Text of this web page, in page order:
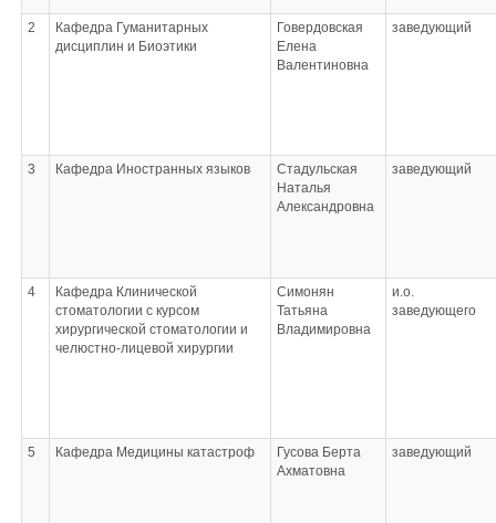
2
Кафедра Гуманитарных
дисциплин и Биоэтики
Говердовская
Елена
Валентиновна
заведующий
3 Кафедра Иностранных языков
Стадульская
Наталья
Александровна
заведующий
4
Кафедра Клинической
стоматологии с курсом
хирургической стоматологии и
челюстно-лицевой хирургии
Симонян
Татьяна
Владимировна
и.о.
заведующего
5 Кафедра Медицины катастроф
Гусова Берта
Ахматовна
заведующий